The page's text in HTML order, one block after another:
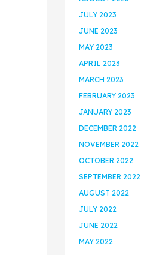
JULY 2023
JUNE 2023
MAY 2023
APRIL 2023
MARCH 2023
FEBRUARY 2023
JANUARY 2023
DECEMBER 2022
NOVEMBER 2022
OCTOBER 2022
SEPTEMBER 2022
AUGUST 2022
JULY 2022
JUNE 2022
MAY 2022